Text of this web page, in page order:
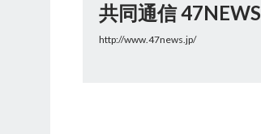
共同通信 47NEWS
http://www.47news.jp/